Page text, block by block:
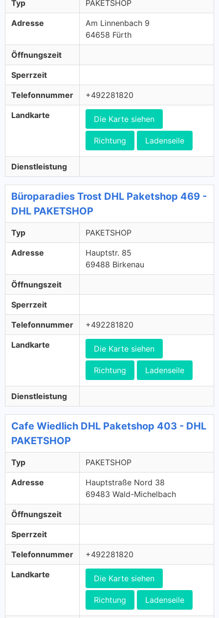
Typ PAKETSHOP
Adresse
Am Linnenbach 9
64658 Fürth
Öffnungszeit
Sperrzeit
Telefonnummer +492281820
Landkarte Die Karte siehen
Richtung Ladenseile
Dienstleistung
Büroparadies Trost DHL Paketshop 469 -
DHL PAKETSHOP
Typ PAKETSHOP
Adresse
Hauptstr. 85
69488 Birkenau
Öffnungszeit
Sperrzeit
Telefonnummer +492281820
Landkarte Die Karte siehen
Richtung Ladenseile
Dienstleistung
Cafe Wiedlich DHL Paketshop 403 - DHL
PAKETSHOP
Typ PAKETSHOP
Adresse
Hauptstraße Nord 38
69483 Wald-Michelbach
Öffnungszeit
Sperrzeit
Telefonnummer +492281820
Landkarte Die Karte siehen
Richtung Ladenseile